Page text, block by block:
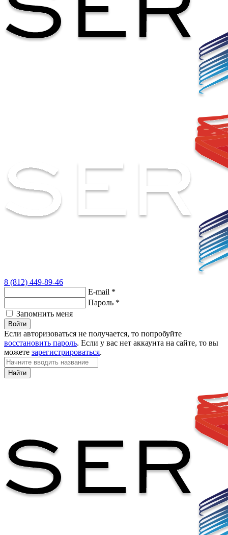
8 (812) 449-89-46
E-mail *
Пароль *
Запомнить меня
Войти
Если авторизоваться не получается, то попробуйте
восстановить пароль. Если у вас нет аккаунта на сайте, то вы
можете зарегистрироваться.
Найти